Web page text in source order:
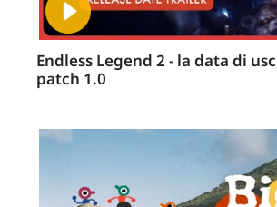
Endless Legend 2 - la data di
patch 1.0